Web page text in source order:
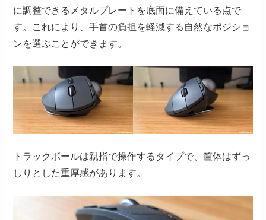
に調整できるメタルプレートを底面に備えている点で
す。これにより、手首の負担を軽減する自然なポジショ
ンを選ぶことができます。
トラックボールは親指で操作するタイプで、筐体はずっ
しりとした重厚感があります。